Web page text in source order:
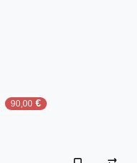
90,00 €